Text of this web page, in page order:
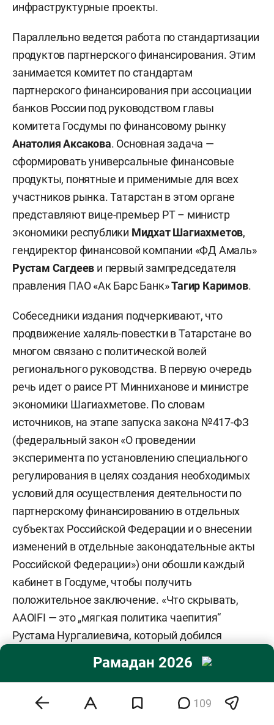
инфраструктурные проекты.
Параллельно ведется работа по стандартизации
продуктов партнерского финансирования. Этим
занимается комитет по стандартам
партнерского финансирования при ассоциации
банков России под руководством главы
комитета Госдумы по финансовому рынку
Анатолия Аксакова. Основная задача —
сформировать универсальные финансовые
продукты, понятные и применимые для всех
участников рынка. Татарстан в этом органе
представляют вице-премьер РТ – министр
экономики республики Мидхат Шагиахметов,
гендиректор финансовой компании «ФД Амаль»
Рустам Сагдеев и первый зампредседателя
правления ПАО «Ак Барс Банк»Тагир Каримов.
Собеседники издания подчеркивают, что
продвижение халяль-повестки в Татарстане во
многом связано с политической волей
регионального руководства. В первую очередь
речь идет о раисе РТ Минниханове и министре
экономики Шагиахметове. По словам
источников, на этапе запуска закона №417-ФЗ
(федеральный закон «О проведении
эксперимента по установлению специального
регулирования в целях создания необходимых
условий для осуществления деятельности по
партнерскому финансированию в отдельных
субъектах Российской Федерации и о внесении
изменений в отдельные законодательные акты
Российской Федерации») они обошли каждый
кабинет в Госдуме, чтобы получить
положительное заключение. «Что скрывать,
AAOIFI — это „мягкая политика чаепития“
Рустама Нургалиевича, который добился
открытия филиала в Казани после личного
общения с королем Бахрейна», — говорит один из
109
Рамадан 2026